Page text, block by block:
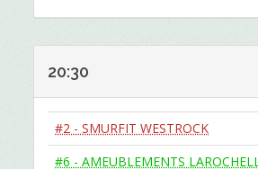
20:30
#2 - SMURFIT WESTROCK
#6 - AMEUBLEMENTS